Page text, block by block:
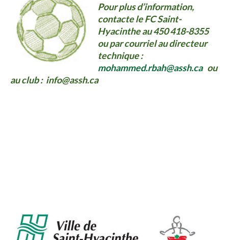
Pour plus d’information,
contacte le FC Saint-
Hyacinthe au 450 418-8355
ou par courriel au directeur
technique :
mohammed.rbah@assh.caou
au club : info@assh.ca